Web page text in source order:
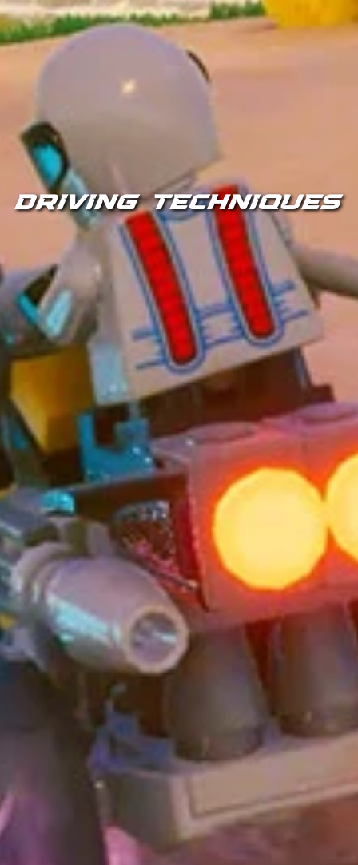
DRIVING TECHNIQUES